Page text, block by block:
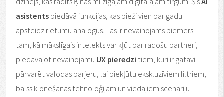
asistents piedāvā funkcijas, kas bieži vien par gadu
apsteidz rietumu analogus. Tas ir nevainojams piemērs
tam, kā mākslīgais intelekts var kļūt par radošu partneri,
piedāvājot nevainojamu UX pieredzi tiem, kuri ir gatavi
pārvarēt valodas barjeru, lai piekļūtu ekskluzīviem filtriem,
balss klonēšanas tehnoloģijām un viedajiem scenāriju